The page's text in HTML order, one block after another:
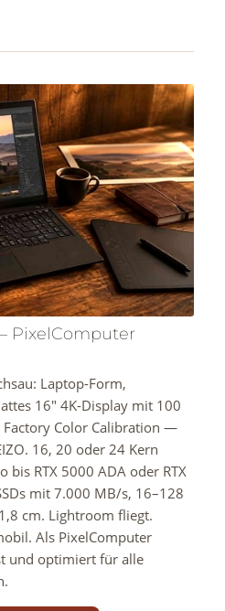
PixelComputer
Laptop-Form,
16″ 4K-Display mit 100
Factory Color Calibration —
16, 20 oder 24 Kern
bis RTX 5000 ADA oder RTX
mit 7.000 MB/s, 16–128
cm. Lightroom fliegt.
Als PixelComputer
und optimiert für alle